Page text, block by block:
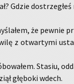
Gdzie
że pew­nie
z otwar­ty­mi
Sta­siu,
głę­bo­ki wdech.